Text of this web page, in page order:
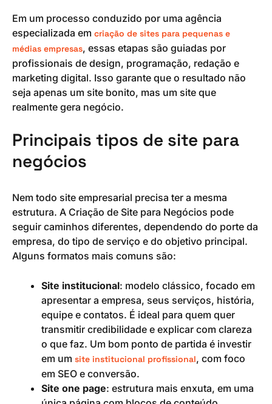
Em um processo conduzido por uma agência
especializada em criação de sites para pequenas e
médias empresas, essas etapas são guiadas por
profissionais de design, programação, redação e
marketing digital. Isso garante que o resultado não
seja apenas um site bonito, mas um site que
realmente gera negócio.
Principais tipos de site para
negócios
Nem todo site empresarial precisa ter a mesma
estrutura. A Criação de Site para Negócios pode
seguir caminhos diferentes, dependendo do porte da
empresa, do tipo de serviço e do objetivo principal.
Alguns formatos mais comuns são:
Site institucional: modelo clássico, focado em
apresentar a empresa, seus serviços, história,
equipe e contatos. É ideal para quem quer
transmitir credibilidade e explicar com clareza
o que faz. Um bom ponto de partida é investir
em um site institucional profissional, com foco
em SEO e conversão.
Site one page: estrutura mais enxuta, em uma